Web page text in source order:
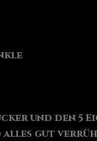
und den 5
gut